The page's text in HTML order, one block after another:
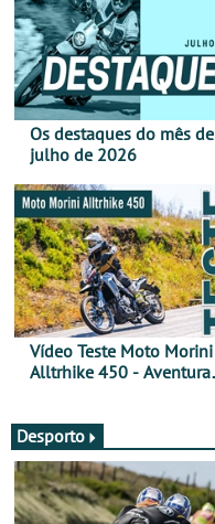
Os destaques do mês de
julho de 2026
Vídeo Teste Moto Morini
Alltrhike 450 - Aventura
Desporto